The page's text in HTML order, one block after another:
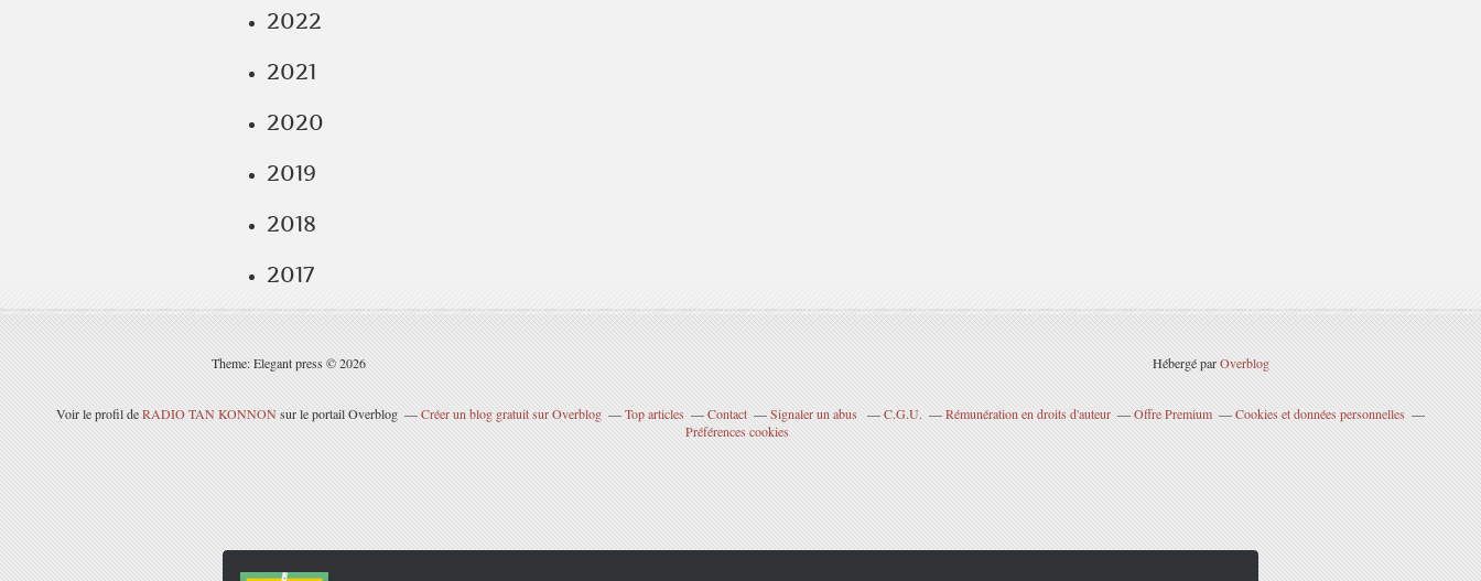
2022
2021
2020
2019
2018
2017
Theme: Elegant press © 2026 Hébergé parOverblog
Voir le profil deRADIO TAN KONNON sur le portail Overblog Créer un blog gratuit sur Overblog Top articles Contact Signaler un abus C.G.U. Rémunération en droits d'auteur Offre Premium
Cookies et données personnelles
Préférences cookies